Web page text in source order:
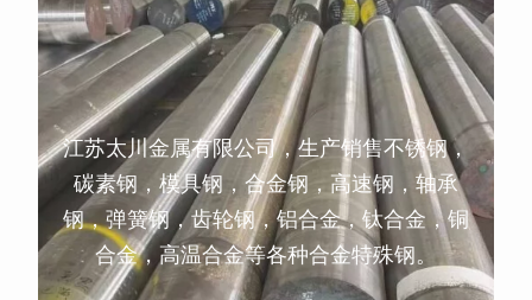
江苏太川金属有限公司，生产销售不锈钢，
碳素钢，模具钢，合金钢，高速钢，轴承
钢，弹簧钢，齿轮钢，铝合金，钛合金，铜
合金，高温合金等各种合金特殊钢。